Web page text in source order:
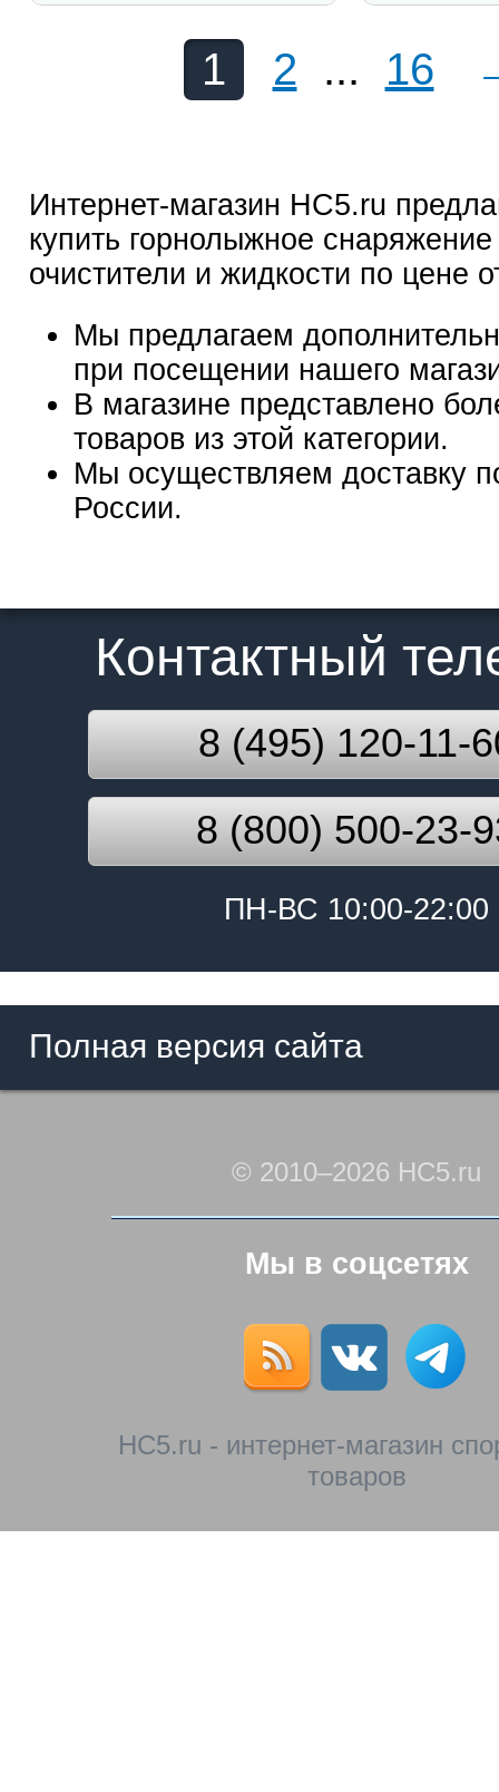
1 2 ... 16
Интернет-магазин HC5.ru
купить горнолыжное
очистители и жидкости по цене
Мы предлагаем
при посещении нашего
В магазине представлено
товаров из этой категории.
Мы осуществляем доставку
России.
Контактный
8 (495) 120-11-
8 (800) 500-23-
ПН-ВС 10:00-22:00
Полная версия сайта
© 2010–2026 HC5.ru
Мы в соцсетях
HC5.ru - интернет-магазин
товаров